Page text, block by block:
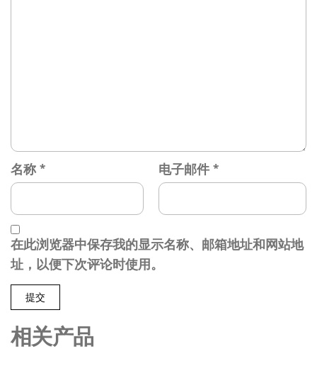
名称 * 电子邮件 *
在此浏览器中保存我的显示名称、邮箱地址和网站地
址，以便下次评论时使用。
相关产品